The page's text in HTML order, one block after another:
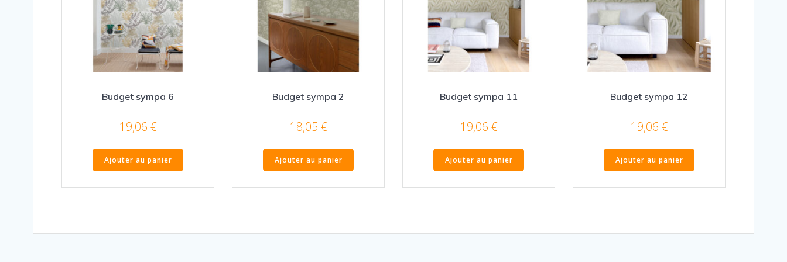
Budget sympa 6
19,06 €
Ajouter au panier
Budget sympa 2
18,05 €
Ajouter au panier
Budget sympa 11
19,06 €
Ajouter au panier
Budget sympa 12
19,06 €
Ajouter au panier